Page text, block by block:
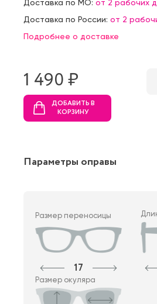
Доставка по МО: от 2 рабочих
Доставка по России: от 2
Подробнее о доставке
1 490 ₷
ДОБАВИТЬ В
КОРЗИНУ
Параметры оправы
Размер переносицы
17
Размер окуляра